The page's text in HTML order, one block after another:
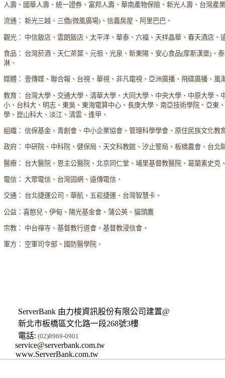
人壽、國華人壽、統一證券、富邦人壽、華南產物保險、新光人壽、台灣產
流通： 新光三越、三僑(微風廣場)、信義房屋、阿里巴巴、
觀光： 中信飯店、雲朗飯店、太平洋、華泰、六福、天祥晶華、春天酒店、
食品： 台灣菸酒、天仁茶葉、元祖、光泉、新東陽、安心食品(摩斯漢堡)、
淋、
媒體： 壹傳媒、聯合報、台視、華視、非凡電視、亞洲廣播、飛碟廣播、風
教育： 台灣大學、交通大學、清華大學、大同大學、中央大學、中原大學
小、台科大、明志、東吳、東海電算中心、長庚大學、南亞技術學院、亞東
學、崑山科大、淡江、清雲、逢甲、
組織： 信保基金、青創會、中小企業協會、管理科學學會、原住民族文化教
政府： 中研院、中科院、健保局、天文科教館、汐止警局、板橋農會、台北
醫療： 台大醫院、恩主公醫院、北京同仁堂、埔里基督教醫院、葛蘭素史克
電信： 大眾電信、台灣固網、遠傳電信、
交通： 台北捷運公司、華航、五崧捷運、台灣智慧卡、
公益：喜憨兒、伊甸、陽光基金會、蒲公英、貓頭鷹
宗教： 中台禪寺、基督教行道會、基督教浸信會、
軍方： 空軍司令部、國防醫學院、
ServerBank 由力梭資訊股份有限公司建置@
新北市板橋區文化路一段268號3樓
電話: (02)8969-0901
service@serverbank.com.tw
www.ServerBank.com.tw